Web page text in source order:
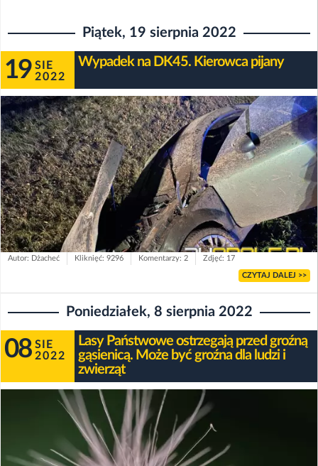
Piątek, 19 sierpnia 2022
19 SIE
2022
Wypadek na DK45. Kierowca pijany
Autor: Dżacheć Kliknięć: 9296 Komentarzy: 2 Zdjęć: 17
CZYTAJ DALEJ >>
Poniedziałek, 8 sierpnia 2022
08 SIE
2022
Lasy Państwowe ostrzegają przed groźną
gąsienicą. Może być groźna dla ludzi i
zwierząt